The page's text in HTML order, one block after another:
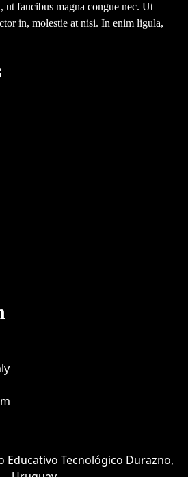
ut faucibus magna congue nec. Ut
in, molestie at nisi. In enim ligula,
Educativo Tecnológico Durazno,